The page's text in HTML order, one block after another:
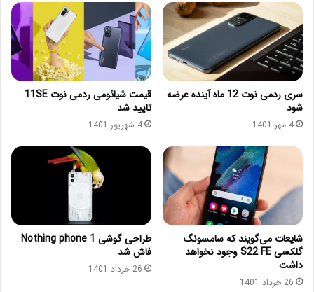
سری ردمی نوت 12 ماه آینده عرضه
شود
4 مهر 1401
قیمت شیائومی ردمی نوت 11SE
تایید شد
4 شهریور 1401
شایعات می‌گویند که سامسونگ
گلکسی S22 FE وجود نخواهد
داشت
26 خرداد 1401
طراحی گوشی Nothing phone 1
فاش شد
26 خرداد 1401